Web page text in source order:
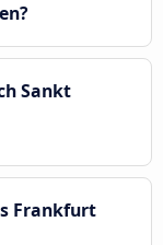
Sankt
Frankfurt